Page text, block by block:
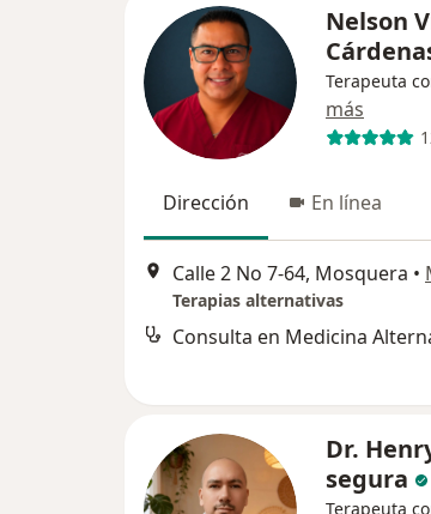
Nelson
Terapeuta
más
Dirección En línea
Calle 2 No 7-64, Mosquera •
Terapias alternativas
Consulta en Medicina
Dr.
segura
Terapeuta